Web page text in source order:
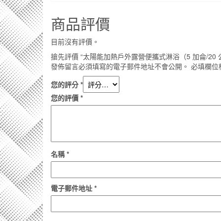
商品評價
目前沒有評價。
搶先評價 “太陽能加熱戶外露營便攜式淋浴（5 加侖/20
發佈留言必須填寫的電子郵件地址不會公開。 必填欄位
您的評分 *
您的評價 *
名稱*
電子郵件地址 *